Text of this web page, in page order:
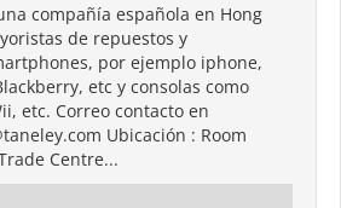
compañía española en Hong
de repuestos y
por ejemplo iphone,
etc y consolas como
etc. Correo contacto en
Ubicación : Room
Centre...